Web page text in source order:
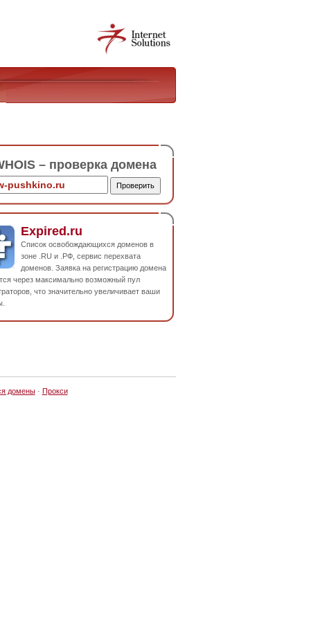
– проверка домена
Expired.ru
Список освобождающихся доменов в
зоне .RU и .РФ, сервис перехвата
доменов. Заявка на регистрацию домена
через максимально возможный пул
что значительно увеличивает ваши
домены· Прокси